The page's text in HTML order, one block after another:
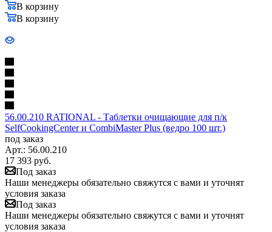
В корзину
В корзину
56.00.210 RATIONAL - Таблетки очищающие для п/к
SelfCookingCenter и CombiMaster Plus (ведро 100 шт.)
под заказ
Арт.: 56.00.210
17 393 руб.
Под заказ
Наши менеджеры обязательно свяжутся с вами и уточнят
условия заказа
Под заказ
Наши менеджеры обязательно свяжутся с вами и уточнят
условия заказа